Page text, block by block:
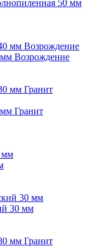
50 мм
Возрождение
Гранит
30 мм